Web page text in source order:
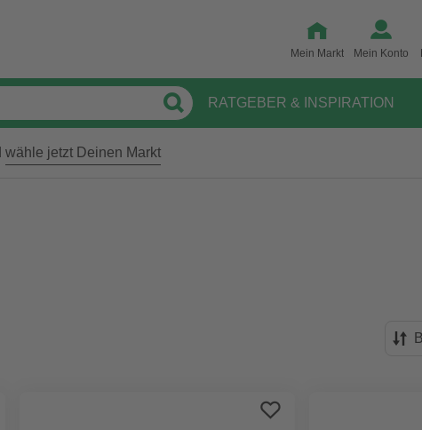
Mein Markt Mein Konto
RATGEBER & INSPIRATION
wähle jetzt Deinen Markt